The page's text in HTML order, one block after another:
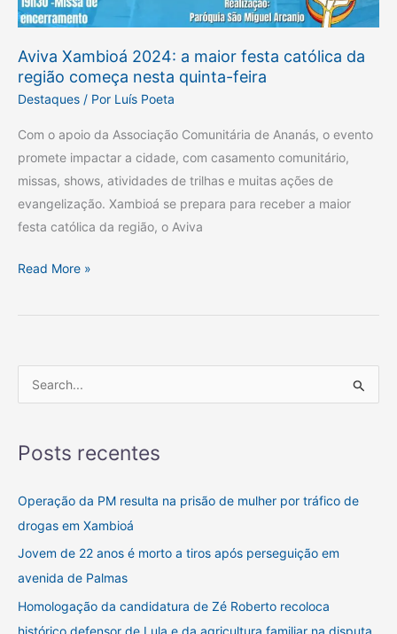
Aviva Xambioá 2024: a maior festa católica da
região começa nesta quinta-feira
Destaques / Por Luís Poeta
Com o apoio da Associação Comunitária de Ananás, o evento
promete impactar a cidade, com casamento comunitário,
missas, shows, atividades de trilhas e muitas ações de
evangelização. Xambioá se prepara para receber a maior
festa católica da região, o Aviva
Read More »
q
a
r
p
Posts recentes
Operação da PM resulta na prisão de mulher por tráfico de
drogas em Xambioá
Jovem de 22 anos é morto a tiros após perseguição em
avenida de Palmas
Homologação da candidatura de Zé Roberto recoloca
histórico defensor de Lula e da agricultura familiar na disputa